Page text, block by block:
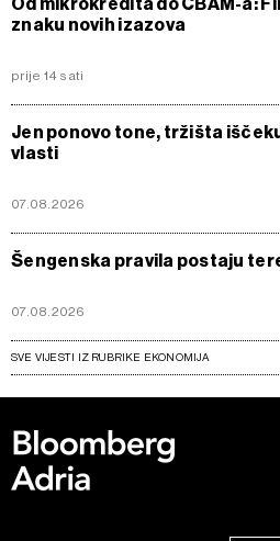
znaku novih izazova
prije 14 sati
Jen ponovo tone, tržišta
vlasti
07.08.2026
Šengenska pravila postaju
07.08.2026
SVE VIJESTI IZ RUBRIKE EKONOMIJA